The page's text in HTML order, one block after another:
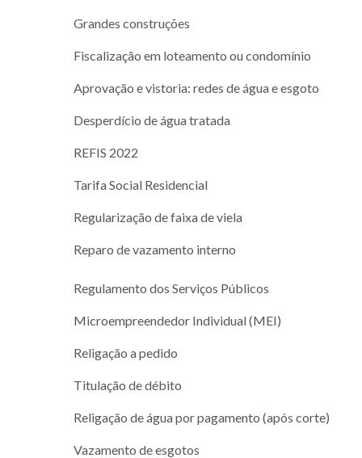
Grandes construções
Fiscalização em loteamento ou condomínio
Aprovação e vistoria: redes de água e esgoto
Desperdício de água tratada
REFIS 2022
Tarifa Social Residencial
Regularização de faixa de viela
Reparo de vazamento interno
Regulamento dos Serviços Públicos
Microempreendedor Individual (MEI)
Religação a pedido
Titulação de débito
Religação de água por pagamento (após corte)
Vazamento de esgotos